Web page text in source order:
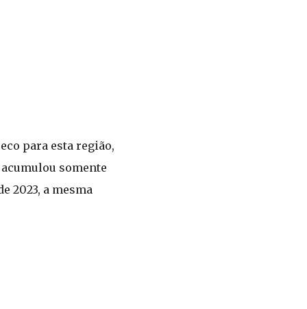
para esta região,
somente
2023, a mesma